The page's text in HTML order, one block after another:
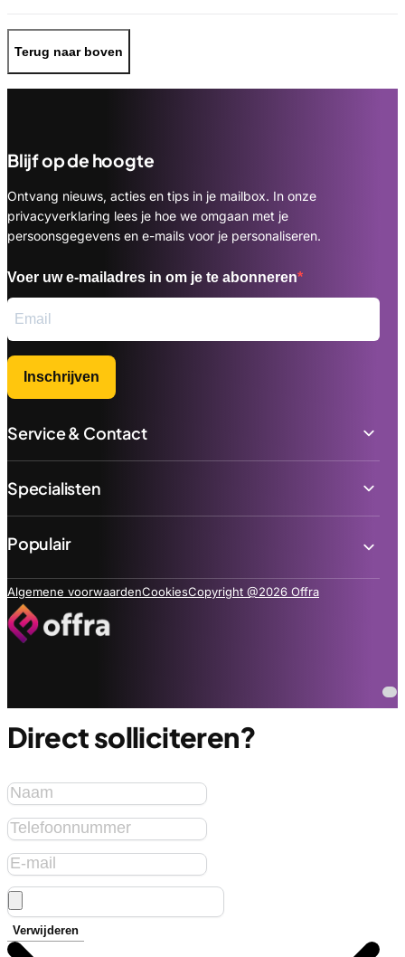
Terug naar boven
Blijf op de hoogte
Ontvang nieuws, acties en tips in je mailbox. In onze
privacyverklaring lees je hoe we omgaan met je
persoonsgegevens en e-mails voor je personaliseren.
Voer uw e-mailadres in om je te abonneren
Inschrijven
Service & Contact
Specialisten
Populair
Algemene voorwaardenCookiesCopyright @2026 Offra
Direct solliciteren?
Verwijderen